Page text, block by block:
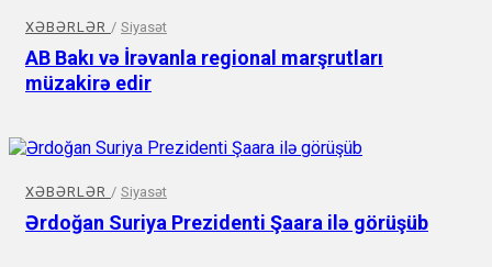
XƏBƏRLƏR / Siyasət
AB Bakı və İrəvanla regional marşrutları
müzakirə edir
XƏBƏRLƏR / Siyasət
Ərdoğan Suriya Prezidenti Şaara ilə görüşüb